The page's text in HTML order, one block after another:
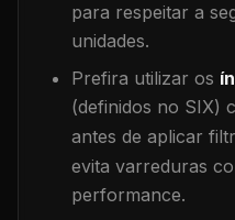
para respeitar a
unidades.
Prefira utilizar os
(definidos no SIX)
antes de aplicar
evita varreduras
performance.